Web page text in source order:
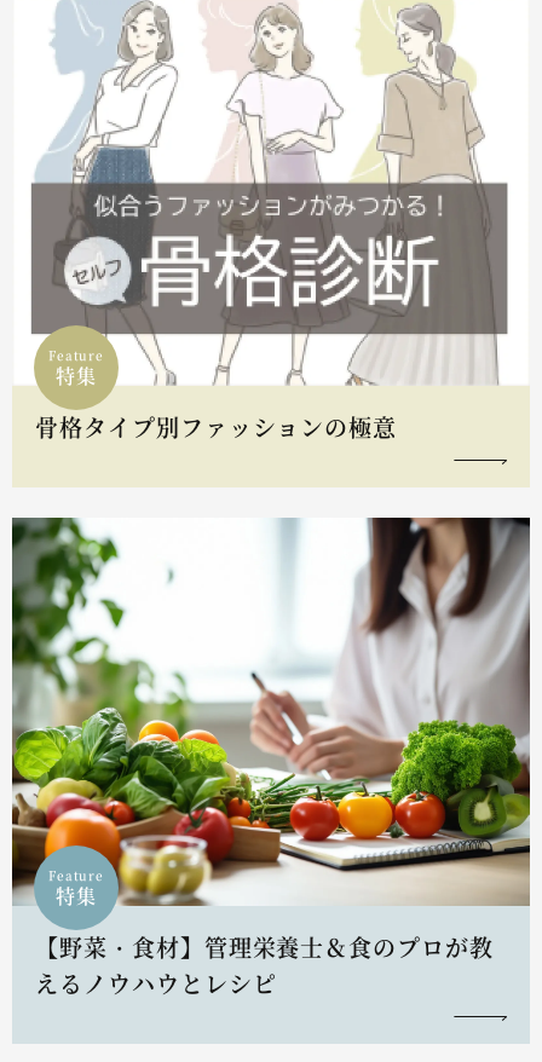
Feature
特集
骨格タイプ別ファッションの極意
Feature
特集
【野菜・食材】管理栄養士＆食のプロが教
えるノウハウとレシピ